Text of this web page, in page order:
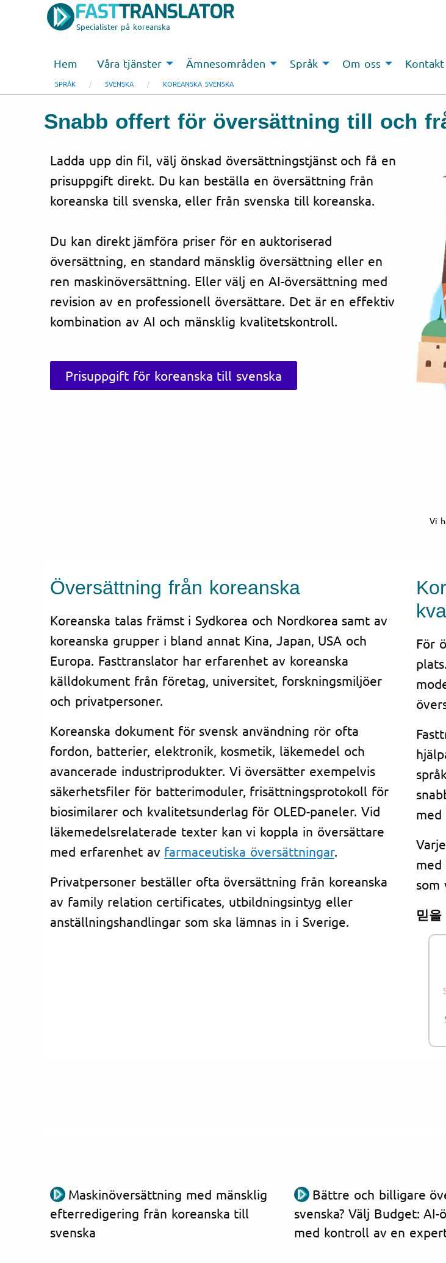
Specialister på koreanska
Hem Våra tjänster Ämnesområden Språk Om oss Kontakt
SPRÅK SVENSKA KOREANSKA SVENSKA
Snabb offert för översättning till och
Ladda upp din fil, välj önskad översättningstjänst och få en
prisuppgift direkt. Du kan beställa en översättning från
koreanska till svenska, eller från svenska till koreanska.
Du kan direkt jämföra priser för en auktoriserad
översättning, en standard mänsklig översättning eller en
ren maskinöversättning. Eller välj en AI-översättning med
revision av en professionell översättare. Det är en effektiv
kombination av AI och mänsklig kvalitetskontroll.
Prisuppgift för koreanska till svenska
Vi
Översättning från koreanska
Koreanska talas främst i Sydkorea och Nordkorea samt av
koreanska grupper i bland annat Kina, Japan, USA och
Europa. Fasttranslator har erfarenhet av koreanska
källdokument från företag, universitet, forskningsmiljöer
och privatpersoner.
Koreanska dokument för svensk användning rör ofta
fordon, batterier, elektronik, kosmetik, läkemedel och
avancerade industriprodukter. Vi översätter exempelvis
säkerhetsfiler för batterimoduler, frisättningsprotokoll för
biosimilarer och kvalitetsunderlag för OLED-paneler. Vid
läkemedelsrelaterade texter kan vi koppla in översättare
med erfarenhet av farmaceutiska översättningar.
Privatpersoner beställer ofta översättning från koreanska
av family relation certificates, utbildningsintyg eller
anställningshandlingar som ska lämnas in i Sverige.
För
med
med
som
믿
Maskinöversättning med mänsklig
efterredigering från koreanska till
svenska
Bättre och billigare
svenska? Välj Budget:
med kontroll av en